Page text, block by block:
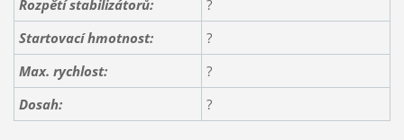
Rozpětí stabilizátorů:
?
Startovací hmotnost:
?
Max. rychlost:
?
Dosah:
?